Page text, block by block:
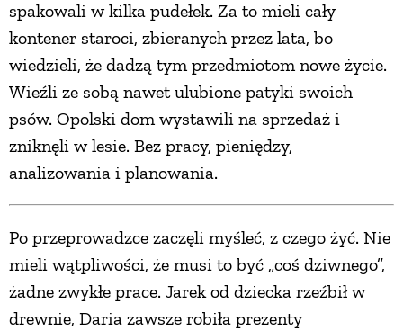
spakowali w kilka pudełek. Za to mieli cały
kontener staroci, zbieranych przez lata, bo
wiedzieli, że dadzą tym przedmiotom nowe życie.
Wieźli ze sobą nawet ulubione patyki swoich
psów. Opolski dom wystawili na sprzedaż i
zniknęli w lesie. Bez pracy, pieniędzy,
analizowania i planowania.
Po przeprowadzce zaczęli myśleć, z czego żyć. Nie
mieli wątpliwości, że musi to być „coś dziwnego”,
żadne zwykłe prace. Jarek od dziecka rzeźbił w
drewnie, Daria zawsze robiła prezenty